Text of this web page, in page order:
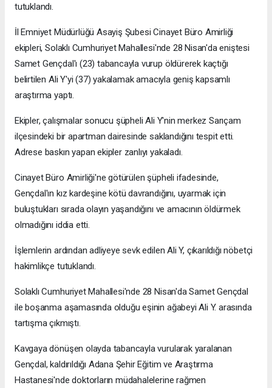
tutuklandı.
İl Emniyet Müdürlüğü Asayiş Şubesi Cinayet Büro Amirliği
ekipleri, Solaklı Cumhuriyet Mahallesi'nde 28 Nisan'da eniştesi
Samet Gençdal'ı (23) tabancayla vurup öldürerek kaçtığı
belirtilen Ali Y'yi (37) yakalamak amacıyla geniş kapsamlı
araştırma yaptı.
Ekipler, çalışmalar sonucu şüpheli Ali Y'nin merkez Sarıçam
ilçesindeki bir apartman dairesinde saklandığını tespit etti.
Adrese baskın yapan ekipler zanlıyı yakaladı.
Cinayet Büro Amirliği'ne götürülen şüpheli ifadesinde,
Gençdal'ın kız kardeşine kötü davrandığını, uyarmak için
buluştukları sırada olayın yaşandığını ve amacının öldürmek
olmadığını iddia etti.
İşlemlerin ardından adliyeye sevk edilen Ali Y, çıkarıldığı nöbetçi
hakimlikçe tutuklandı.
Solaklı Cumhuriyet Mahallesi'nde 28 Nisan'da Samet Gençdal
ile boşanma aşamasında olduğu eşinin ağabeyi Ali Y. arasında
tartışma çıkmıştı.
Kavgaya dönüşen olayda tabancayla vurularak yaralanan
Gençdal, kaldırıldığı Adana Şehir Eğitim ve Araştırma
Hastanesi'nde doktorların müdahalelerine rağmen